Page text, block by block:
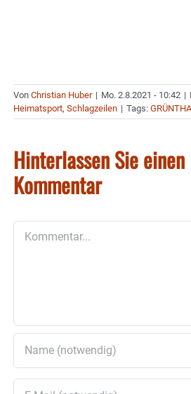
Von Christian Huber | Mo. 2.8.2021 - 10:42 |
Heimatsport, Schlagzeilen | Tags:
Hinterlassen Sie einen
Kommentar